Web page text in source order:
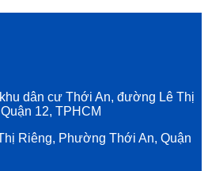
dân cư Thới An, đường Lê Thị
12, TPHCM
Riêng, Phường Thới An, Quận